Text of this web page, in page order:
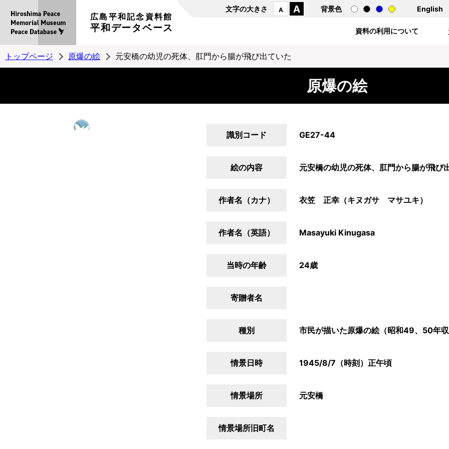
広島平和記念資料館
平和データベース
文字の大きさ A A 背景色 English
資料の利用について
トップページ 原爆の絵 元安橋の幼児の死体、肛門から腸が飛び出ていた
原爆の絵
識別コード GE27-44
絵の内容 元安橋の幼児の死体、肛門から腸が飛び
作者名（カナ） 衣笠 正幸（キヌガサ マサユキ）
作者名（英語） Masayuki Kinugasa
当時の年齢 24歳
寄贈者名
種別 市民が描いた原爆の絵（昭和49、50年
情景日時 1945/8/7（時刻）正午頃
情景場所 元安橋
情景場所旧町名